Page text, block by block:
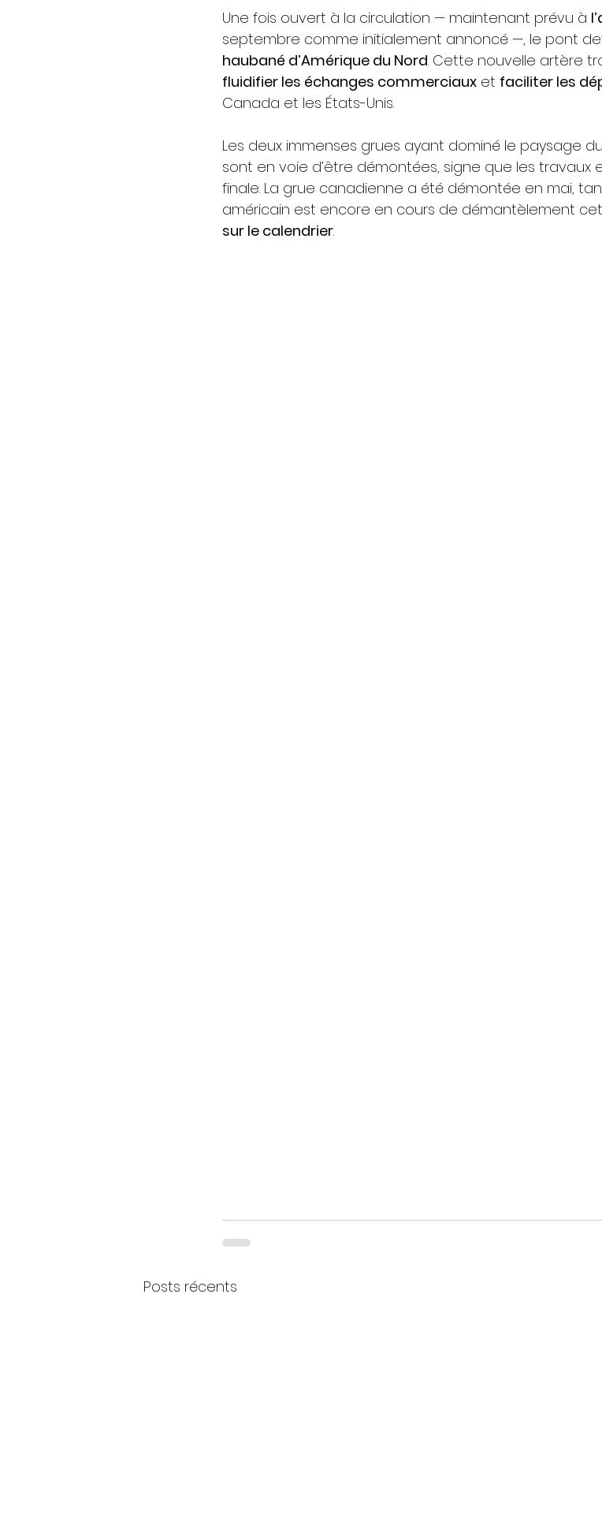
Une fois ouvert à la circulation — maintenant prévu à
septembre comme initialement annoncé —, le pont
haubané d’Amérique du Nord. Cette nouvelle artère
fluidifier les échanges commerciaux et faciliter les
Canada et les États-Unis.
Les deux immenses grues ayant dominé le paysage
sont en voie d’être démontées, signe que les travaux
finale. La grue canadienne a été démontée en mai,
américain est encore en cours de démantèlement
sur le calendrier.
Posts récents